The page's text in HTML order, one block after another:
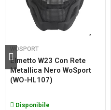
WOSPORT
Elmetto W23 Con Rete
Metallica Nero WoSport
(WO-HL107)
Disponibile